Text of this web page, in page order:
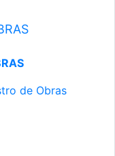
de Obras